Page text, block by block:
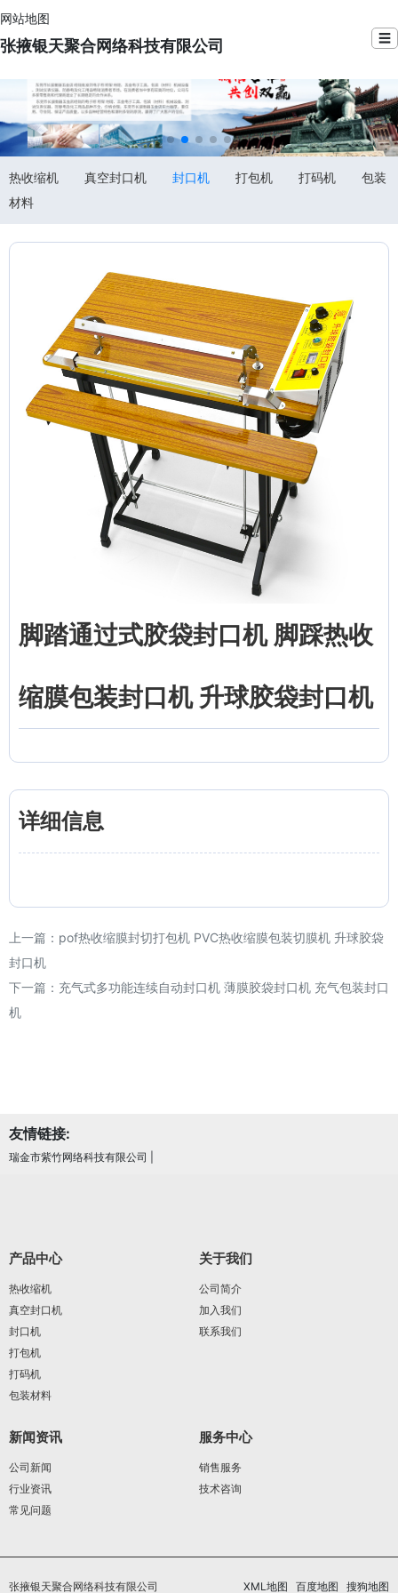
网站地图
张掖银天聚合网络科技有限公司 ☰
热收缩机 真空封口机 封口机 打包机 打码机
包装
材料
脚踏通过式胶袋封口机 脚踩热收
缩膜包装封口机 升球胶袋封口机
详细信息
上一篇： pof热收缩膜封切打包机 PVC热收缩膜包装切膜机 升球胶袋
封口机
下一篇： 充气式多功能连续自动封口机 薄膜胶袋封口机 充气包装封口
机
友情链接:
瑞金市紫竹网络科技有限公司
产品中心
热收缩机
真空封口机
封口机
打包机
打码机
包装材料
关于我们
公司简介
加入我们
联系我们
新闻资讯
公司新闻
行业资讯
常见问题
服务中心
销售服务
技术咨询
张掖银天聚合网络科技有限公司 XML地图 百度地图 搜狗地图